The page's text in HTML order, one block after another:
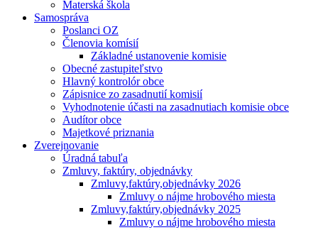
Materská škola
Samospráva
Poslanci OZ
Členovia komísií
Základné ustanovenie komisie
Obecné zastupiteľstvo
Hlavný kontrolór obce
Zápisnice zo zasadnutií komisií
Vyhodnotenie účasti na zasadnutiach komisie obce
Audítor obce
Majetkové priznania
Zverejnovanie
Úradná tabuľa
Zmluvy, faktúry, objednávky
Zmluvy,faktúry,objednávky 2026
Zmluvy o nájme hrobového miesta
Zmluvy,faktúry,objednávky 2025
Zmluvy o nájme hrobového miesta